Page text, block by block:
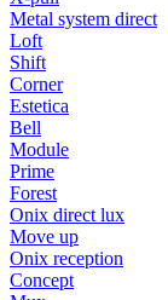
Metal system direct
Loft
Shift
Corner
Estetica
Bell
Module
Prime
Forest
Onix direct lux
Move up
Onix reception
Concept